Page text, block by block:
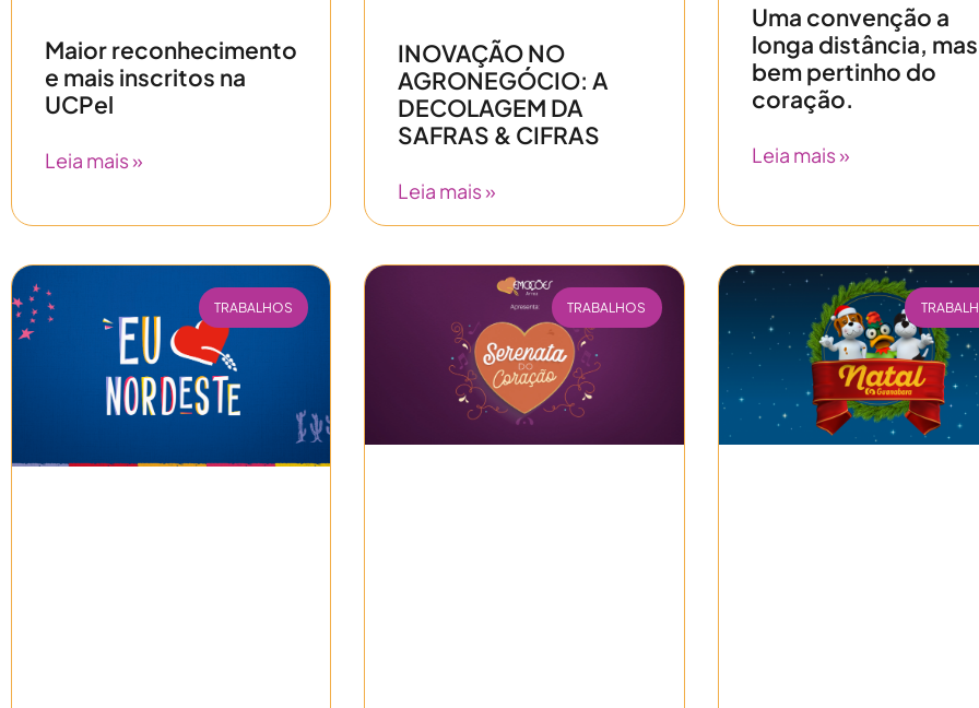
Maior reconhecimento
e mais inscritos na
UCPel
Leia mais »
INOVAÇÃO NO
AGRONEGÓCIO: A
DECOLAGEM DA
SAFRAS & CIFRAS
Leia mais »
Uma convenção a
longa distância, mas
bem pertinho do
coração.
Leia mais »
TRABALHOS TRABALHOS